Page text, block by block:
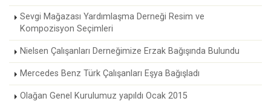
Sevgi Mağazası Yardımlaşma Derneği Resim ve
Kompozisyon Seçimleri
Nielsen Çalışanları Derneğimize Erzak Bağışında Bulundu
Mercedes Benz Türk Çalışanları Eşya Bağışladı
Olağan Genel Kurulumuz yapıldı Ocak 2015